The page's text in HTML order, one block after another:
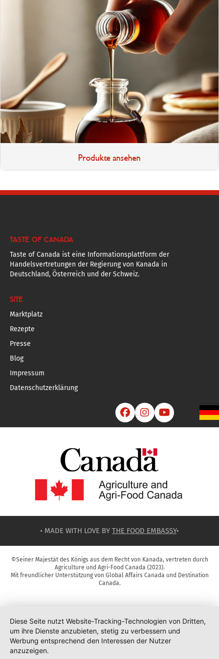
Produkte ansehen
TASTE OF CANADA
Taste of Canada ist eine Informationsplattform der
Handelsvertretungen der Regierung von Kanada in
Deutschland, Österreich und der Schweiz.
SITE
Marktplatz
Rezepte
Presse
Blog
Impressum
Datenschutzerklärung
  
• MADE WITH LOVE BY THE FOOD EMBASSY•
©Seiner Majestät des Königs aus dem Recht von Kanada, vertreten durch
Agriculture und Agri-Food Canada (2023).
Mit freundlicher Unterstützung von Global Affairs Canada und Destination
Canada.
Diese Seite nutzt Website-Tracking-Technologien von Dritten,
um ihre Dienste anzubieten, stetig zu verbessern und
Werbung entsprechend den Interessen der Nutzer
anzuzeigen.